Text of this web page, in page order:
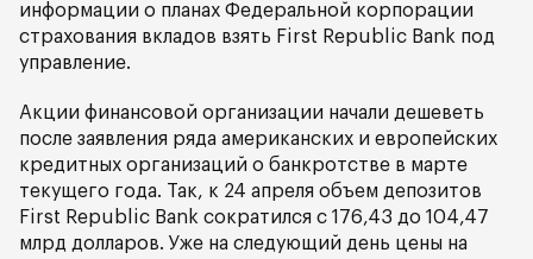
информации о планах Федеральной корпорации
страхования вкладов взять First Republic Bank под
управление.
Акции финансовой организации начали дешеветь
после заявления ряда американских и европейских
кредитных организаций о банкротстве в марте
текущего года. Так, к 24 апреля объем депозитов
First Republic Bank сократился с 176,43 до 104,47
млрд долларов. Уже на следующий день цены на